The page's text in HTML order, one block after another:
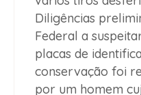
Diligências
Federal a
placas de
conservação foi
por um homem